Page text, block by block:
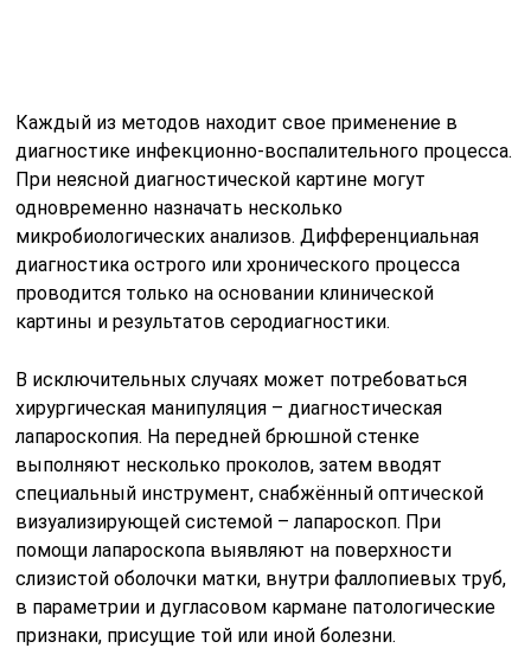
выполняют несколько проколов, затем вводят
специальный инструмент, снабжённый оптической
визуализирующей системой – лапароскоп. При
помощи лапароскопа выявляют на поверхности
слизистой оболочки матки, внутри фаллопиевых труб,
в параметрии и дугласовом кармане патологические
признаки, присущие той или иной болезни.
Выделения из
мочеиспускательного
канала (уретры) у
женщин и мужчин
Методы лечения
Лечение воспалительных заболеваний женских
половых органов проводится комплексно, а схема